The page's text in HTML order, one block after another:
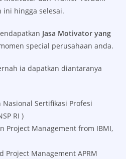
ini hingga selesai.
Jasa Motivator yang
special perusahaan anda.
ia dapatkan diantaranya
Sertifikasi Profesi
RI )
Project Management from IBMI,
Project Management APRM